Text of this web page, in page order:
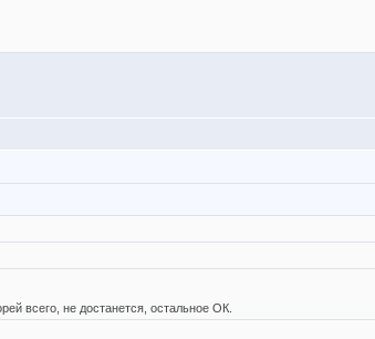
всего, не достанется, остальное ОК.